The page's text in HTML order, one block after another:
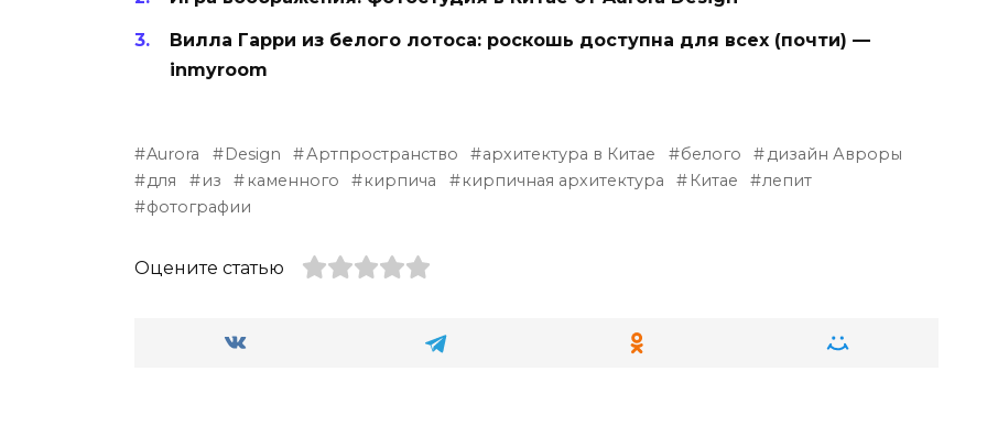
Вилла Гарри из белого лотоса: роскошь доступна для всех (почти) —
inmyroom
Aurora Design Артпространство архитектура в Китае белого
дизайн Авроры
для
из каменного кирпича кирпичная архитектура Китае
лепит
фотографии
Оцените статью